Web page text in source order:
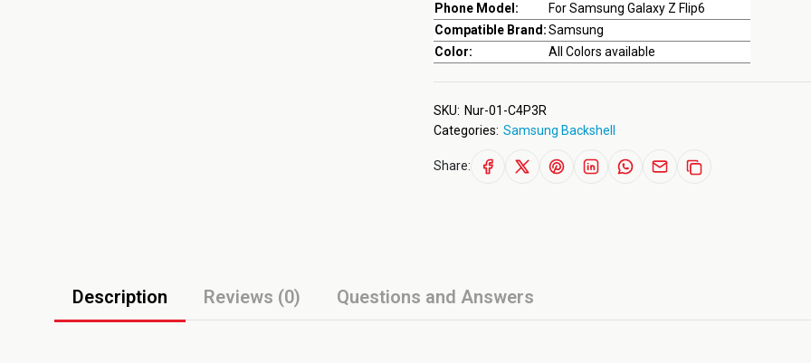
Phone Model:
For Samsung Galaxy Z Flip6
Compatible Brand:Samsung
Color:
All Colors available
SKU: Nur-01-C4P3R
Categories: Samsung Backshell
Share:
Description Reviews (0) Questions and Answers